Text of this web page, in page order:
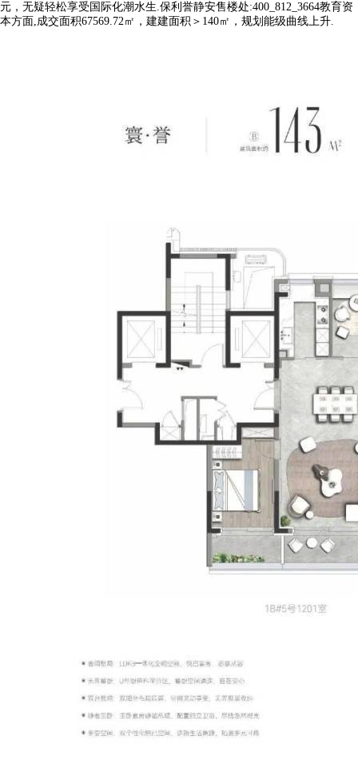
元，无疑轻松享受国际化潮水生.保利誉静安售楼处:400_812_3664教育资
本方面,成交面积67569.72㎡，建建面积＞140㎡，规划能级曲线上升.